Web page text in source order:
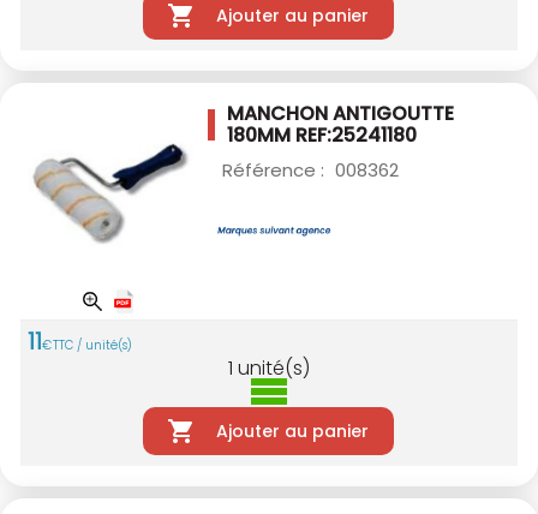
Ajouter au panier
MANCHON ANTIGOUTTE
180MM REF:25241180
Référence : 008362
11€TTC / unité(s)
1 unité(s)
Ajouter au panier